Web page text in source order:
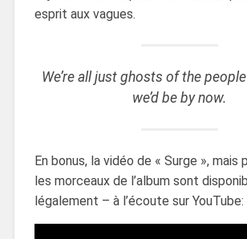
esprit aux vagues.
We’re all just ghosts of the
we’d be by now.
En bonus, la vidéo de « Surge », mais
les morceaux de l’album sont
légalement – à l’écoute sur YouTube: